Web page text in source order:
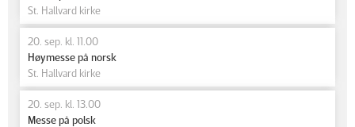
St. Hallvard kirke
20. sep. kl. 11.00
Høymesse på norsk
St. Hallvard kirke
20. sep. kl. 13.00
Messe på polsk